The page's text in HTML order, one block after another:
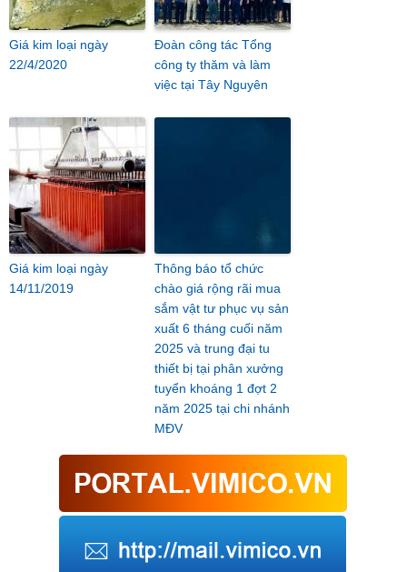
Giá kim loại ngày
22/4/2020
Đoàn công tác Tổng
công ty thăm và làm
việc tại Tây Nguyên
Giá kim loại ngày
14/11/2019
Thông báo tổ chức
chào giá rộng rãi mua
sắm vật tư phục vụ sản
xuất 6 tháng cuối năm
2025 và trung đại tu
thiết bị tại phân xưởng
tuyển khoáng 1 đợt 2
năm 2025 tại chi nhánh
MĐV